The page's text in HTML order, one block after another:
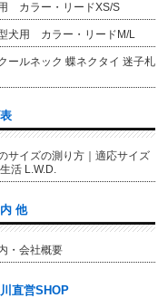
カラー・リードXS/S
犬用 カラー・リードM/L
ルネック 蝶ネクタイ 迷子札
サイズの測り方｜適応サイズ
活 L.W.D.
他
・会社概要
直営SHOP